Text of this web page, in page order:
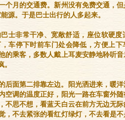
个月的交通费。新州没有免费交通，
源。于是巴士出行的人多起来。
士非常干净、宽敞舒适，座位软硬度
车停下时前车门处会降低，方便上下
的乘客，多数人戴上耳麦安静地聆听
后面第二排靠左边。阳光洒进来，暖
空调的温度正好，阳光一路在车窗外
不思不想，看蓝天白云在前方无边无
，不去紧张的看红灯绿灯，不去看是